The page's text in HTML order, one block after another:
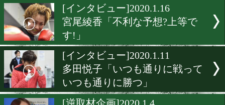
[前日計量]2020.1.26
ベルトを懸けて1年7ヶ月ぶ
激突!
[世界戦試合結果]2020.1.19
チャオズ箕輪がメキシコで
王座にアタック!